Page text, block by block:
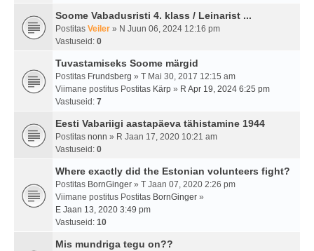
Soome Vabadusristi 4. klass / Leinarist ...
Postitas Veiler » N Juun 06, 2024 12:16 pm
Vastuseid: 0
Tuvastamiseks Soome märgid
Postitas Frundsberg » T Mai 30, 2017 12:15 am
Viimane postitus Postitas Kärp » R Apr 19, 2024 6:25 pm
Vastuseid: 7
Eesti Vabariigi aastapäeva tähistamine 1944
Postitas nonn » R Jaan 17, 2020 10:21 am
Vastuseid: 0
Where exactly did the Estonian volunteers fight?
Postitas BornGinger » T Jaan 07, 2020 2:26 pm
Viimane postitus Postitas BornGinger »
E Jaan 13, 2020 3:49 pm
Vastuseid: 10
Mis mundriga tegu on??